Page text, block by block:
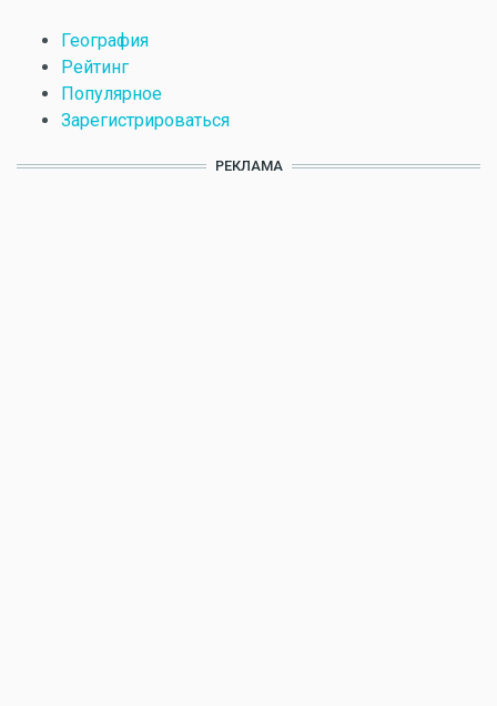
География
Рейтинг
Популярное
Зарегистрироваться
РЕКЛАМА